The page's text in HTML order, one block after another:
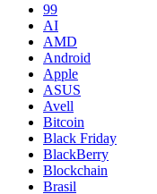
99
AI
AMD
Android
Apple
ASUS
Avell
Bitcoin
Black Friday
BlackBerry
Blockchain
Brasil